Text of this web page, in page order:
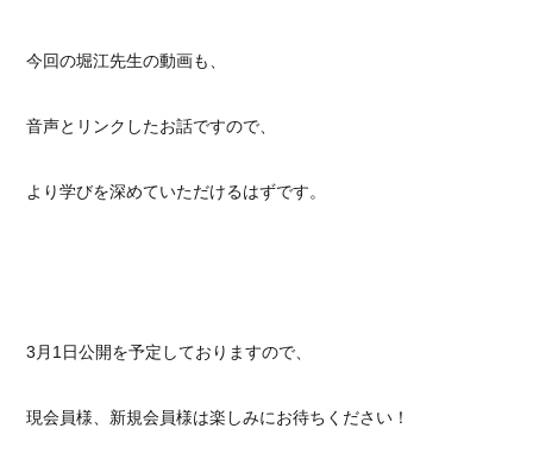
今回の堀江先生の動画も、
音声とリンクしたお話ですので、
より学びを深めていただけるはずです。
3月1日公開を予定しておりますので、
現会員様、新規会員様は楽しみにお待ちください！